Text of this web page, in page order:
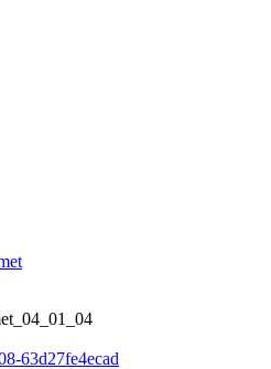
63d27fe4ecad